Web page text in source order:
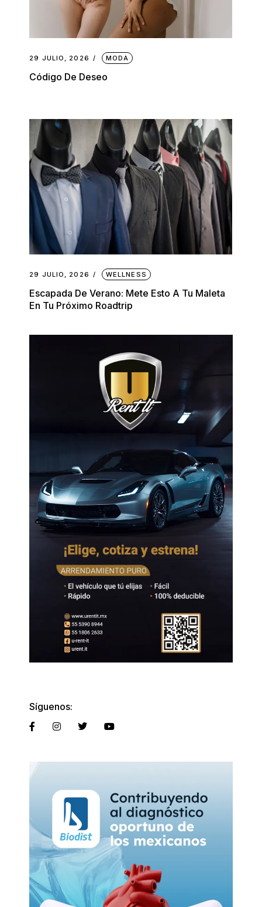
29 JULIO, 2026 MODA
Código De Deseo
29 JULIO, 2026 WELLNESS
Escapada De Verano: Mete Esto A Tu Maleta
En Tu Próximo Roadtrip
Síguenos: